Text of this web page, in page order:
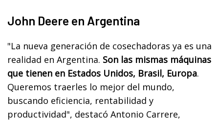
John Deere en Argentina
"La nueva generación de cosechadoras ya es una
realidad en Argentina. Son las mismas máquinas
que tienen en Estados Unidos, Brasil, Europa.
Queremos traerles lo mejor del mundo,
buscando eficiencia, rentabilidad y
productividad", destacó Antonio Carrere,